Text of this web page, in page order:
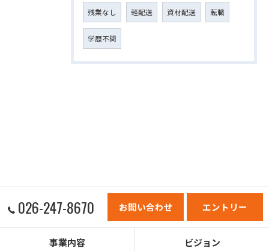
残業なし 軽配送 資材配送 転職
学歴不問
026-247-8670 お問い合わせ エントリー
事業内容 ビジョン